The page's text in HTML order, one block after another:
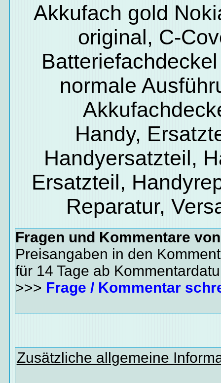
Akkufach gold
original, C-
normale
Handy,
Handyersatzteil,
Ersatzteil,
Reparatur,
Fragen und Kommentare
Preisangaben in den
für 14 Tage ab
>>> Frage / Kommentar
Zusätzliche allgemeine